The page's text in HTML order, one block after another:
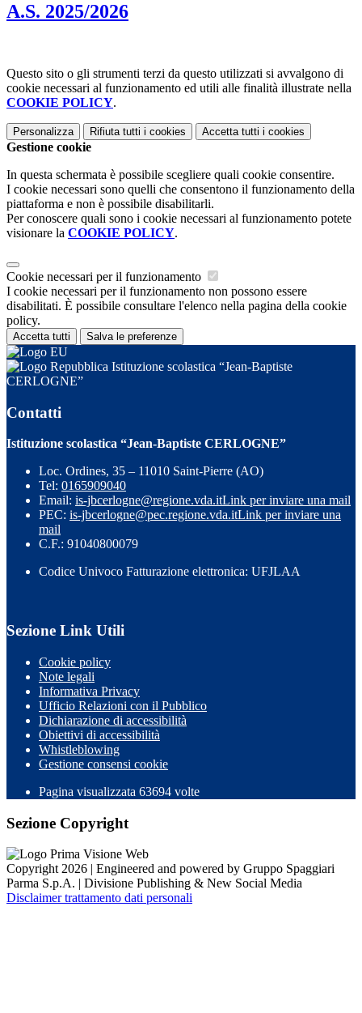
A.S. 2025/2026
Questo sito o gli strumenti terzi da questo utilizzati si avvalgono di
cookie necessari al funzionamento ed utili alle finalità illustrate nella
COOKIE POLICY.
Personalizza Rifiuta tutti i cookies Accetta tutti i cookies
Gestione cookie
In questa schermata è possibile scegliere quali cookie consentire.
I cookie necessari sono quelli che consentono il funzionamento della
piattaforma e non è possibile disabilitarli.
Per conoscere quali sono i cookie necessari al funzionamento potete
visionare la COOKIE POLICY.
Cookie necessari per il funzionamento
I cookie necessari per il funzionamento non possono essere
disabilitati. È possibile consultare l'elenco nella pagina della cookie
policy.
Accetta tutti Salva le preferenze
Istituzione scolastica “Jean-Baptiste
CERLOGNE”
Contatti
Istituzione scolastica “Jean-Baptiste CERLOGNE”
Loc. Ordines, 35 – 11010 Saint-Pierre (AO)
Tel: 0165909040
Email: is-jbcerlogne@regione.vda.itLink per inviare una mail
PEC: is-jbcerlogne@pec.regione.vda.itLink per inviare una
mail
C.F.: 91040800079
Codice Univoco Fatturazione elettronica: UFJLAA
Sezione Link Utili
Cookie policy
Note legali
Informativa Privacy
Ufficio Relazioni con il Pubblico
Dichiarazione di accessibilità
Obiettivi di accessibilità
Whistleblowing
Gestione consensi cookie
Pagina visualizzata 63694 volte
Sezione Copyright
Copyright 2026 | Engineered and powered by Gruppo Spaggiari
Parma S.p.A. | Divisione Publishing & New Social Media
Disclaimer trattamento dati personali